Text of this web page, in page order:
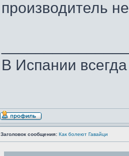
производитель
В Испании
Заголовок сообщения: Как болеют Гавайци